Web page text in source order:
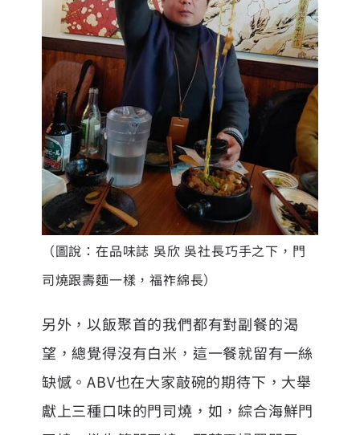
（圖說：在品味誌 吳欣 吳社長巧手之下，門
司燒跟壽麵一樣，福祚綿長）
另外，以飯聚首的我們都有對副餐的渴
望，總覺得沒有白米，這一餐就留有一絲
缺憾。ABV也在大家敲碗的期待下，大舉
獻上三種口味的門司燒，如，綜合海鮮門